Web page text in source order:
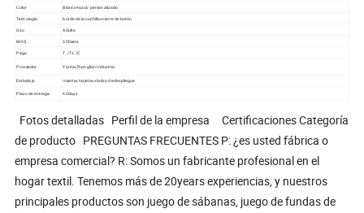
Color
Blanco+azul/ personalizado
Tecnología
borde de la cuchilla+cierre de botón
Uso
Adulto
MOQ.
300sets
Pago
T /T L/C
Proveedor Yantai Zhonglian Industria
Embalaje insertar tarjetas+bolsa de despliegue
Plazo de entrega 60days
Fotos detalladas Perfil de la empresa Certificaciones Categoría
de producto PREGUNTAS FRECUENTES P: ¿es usted fábrica o
empresa comercial? R: Somos un fabricante profesional en el
hogar textil. Tenemos más de 20years experiencias, y nuestros
principales productos son juego de sábanas, juego de fundas de